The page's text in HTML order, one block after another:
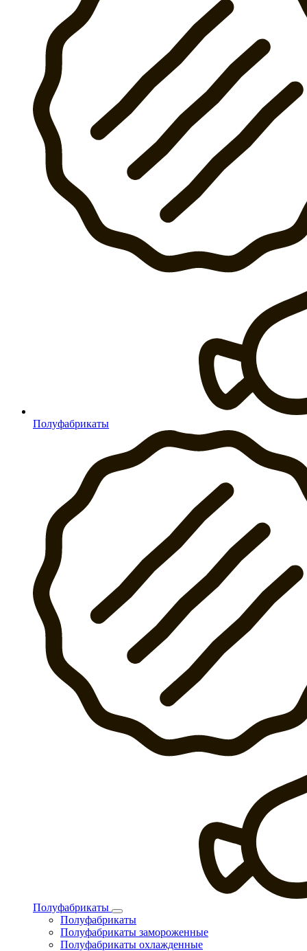
Полуфабрикаты
Полуфабрикаты
Полуфабрикаты
Полуфабрикаты замороженные
Полуфабрикаты охлажденные